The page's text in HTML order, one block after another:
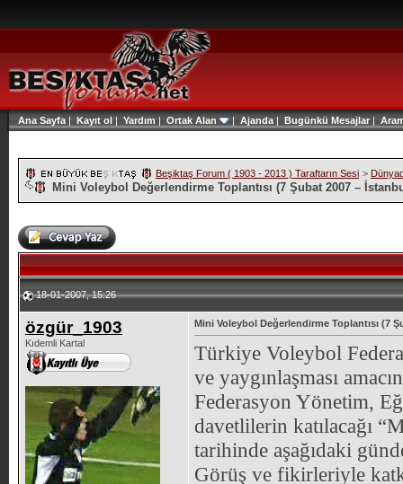
Ana Sayfa | Kayıt ol | Yardım | Ortak Alan | Ajanda | Bugünkü Mesajlar|
Beşiktaş Forum ( 1903 - 2013 ) Taraftarın Sesi >
Mini Voleybol Değerlendirme Toplantısı (7 Şubat 2007 –
18-01-2007, 15:26
özgür_1903
Kıdemli Kartal
Mini Voleybol Değerlendirme Toplantısı (7
Türkiye Voleybol
ve yaygınlaşması
Federasyon Yönetim,
davetlilerin katılacağı
tarihinde aşağıdaki
Görüş ve fikirleriyle